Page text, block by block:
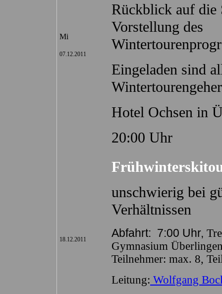
Mi
07.12.2011
Rückblick auf die
Vorstellung des
Eingeladen sind
Hotel Ochsen in
20:00 Uhr
18.12.2011
unschwierig bei
Verhältnissen
Abfahrt: 7:00 Uhr,
Gymnasium
Teilnehmer: max. 8,
Leitung: Wolfgang